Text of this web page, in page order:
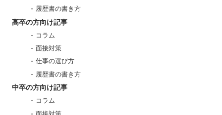
履歴書の書き方
高卒の方向け記事
コラム
面接対策
仕事の選び方
履歴書の書き方
中卒の方向け記事
コラム